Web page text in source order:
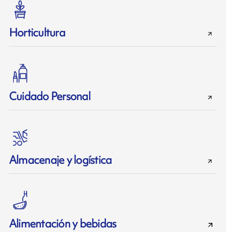
Horticultura
Cuidado Personal
Almacenaje y logística
Alimentación y bebidas